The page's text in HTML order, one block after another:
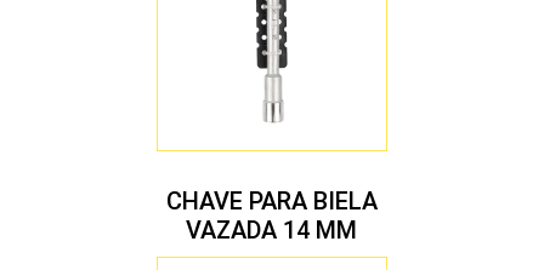
CHAVE PARA BIELA
VAZADA 14 MM